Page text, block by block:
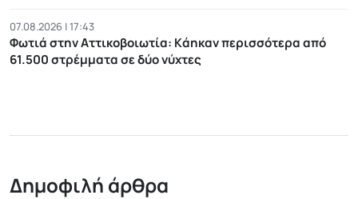
07.08.2026 | 17:43
Φωτιά στην Αττικοβοιωτία: Kάηκαν περισσότερα από
61.500 στρέμματα σε δύο νύχτες
Δημοφιλή άρθρα